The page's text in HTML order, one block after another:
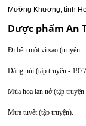
Mường Khương, tỉnh
Dược phẩm An
Đi bên một vì sao (truyện -
Dáng núi (tập truyện -
Mùa hoa lan nở (tập
Mưa tuyết (tập truyện).